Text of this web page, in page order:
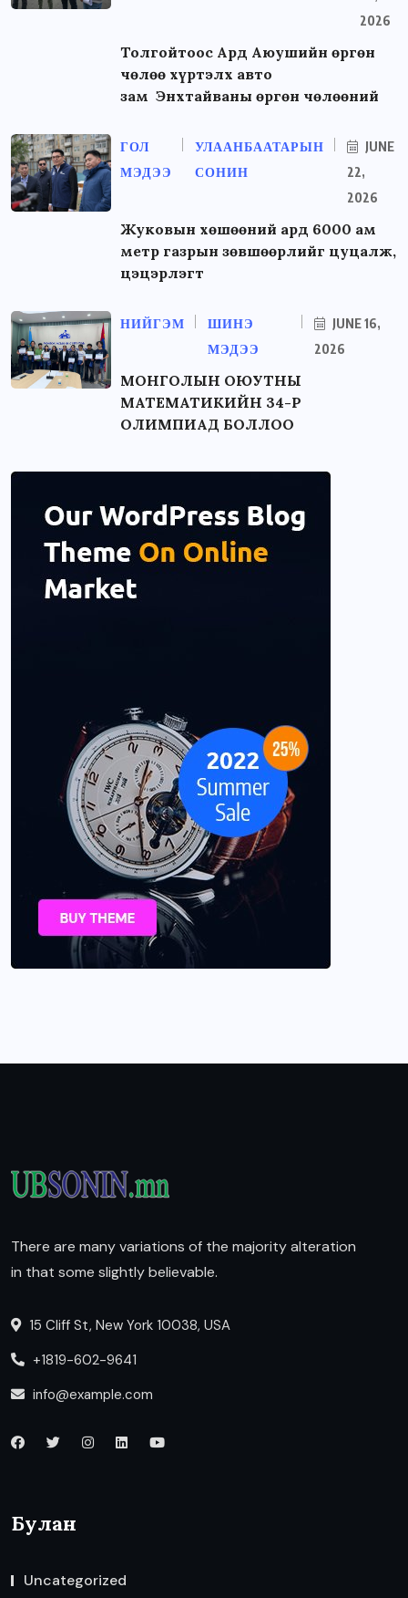
2026
Толгойтоос Ард Аюушийн өргөн
чөлөө хүртэлх авто
зам Энхтайваны өргөн чөлөөний
ГОЛ
МЭДЭЭ
УЛААНБААТАРЫН
СОНИН
JUNE
22,
2026
Жуковын хөшөөний ард 6000 ам
метр газрын зөвшөөрлийг цуцалж,
цэцэрлэгт
НИЙГЭМ
ШИНЭ
МЭДЭЭ
JUNE 16,
2026
МОНГОЛЫН ОЮУТНЫ
МАТЕМАТИКИЙН 34-Р
ОЛИМПИАД БОЛЛОО
There are many variations of the majority alteration
in that some slightly believable.
15 Cliff St, New York 10038, USA
+1819-602-9641
info@example.com
Булан
Uncategorized